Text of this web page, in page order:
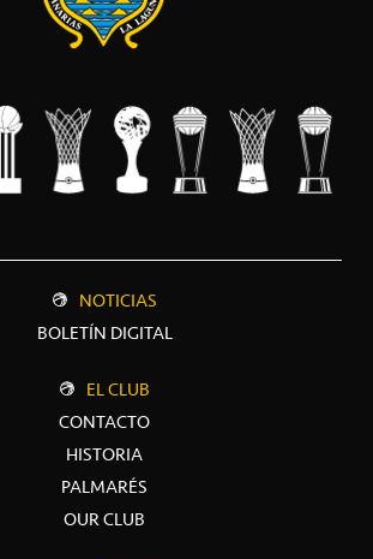
NOTICIAS
BOLETÍN DIGITAL
EL CLUB
CONTACTO
HISTORIA
PALMARÉS
OUR CLUB